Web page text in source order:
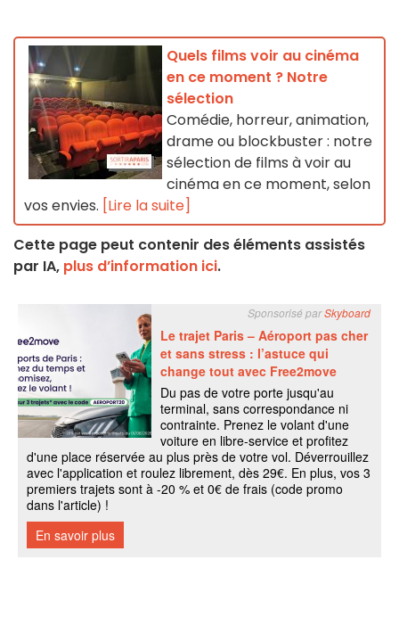
Quels films voir au cinéma
en ce moment ? Notre
sélection
Comédie, horreur, animation,
drame ou blockbuster : notre
sélection de films à voir au
cinéma en ce moment, selon
vos envies. [Lire la suite]
Cette page peut contenir des éléments assistés
par IA, plus d’information ici.